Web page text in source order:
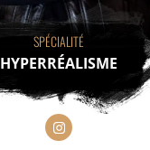
SPÉCIALITÉ
HYPERRÉALISME